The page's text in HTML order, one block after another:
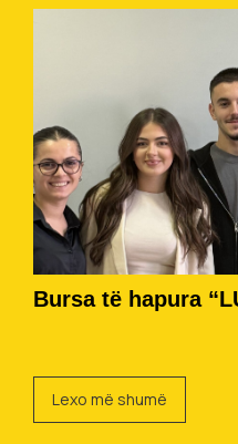
Bursa të hapura
Lexo më shumë